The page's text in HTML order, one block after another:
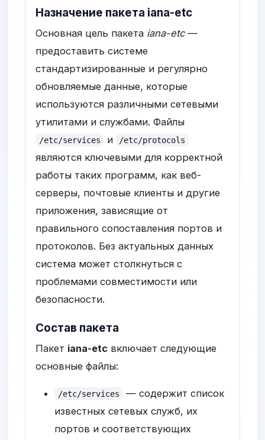
Назначение пакета iana-etc
Основная цель пакета iana-etc—
предоставить системе
стандартизированные и регулярно
обновляемые данные, которые
используются различными сетевыми
утилитами и службами. Файлы
/etc/services и /etc/protocols
являются ключевыми для корректной
работы таких программ, как веб-
серверы, почтовые клиенты и другие
приложения, зависящие от
правильного сопоставления портов и
протоколов. Без актуальных данных
система может столкнуться с
проблемами совместимости или
безопасности.
Состав пакета
Пакет iana-etc включает следующие
основные файлы:
/etc/services
— содержит список
известных сетевых служб, их
портов и соответствующих